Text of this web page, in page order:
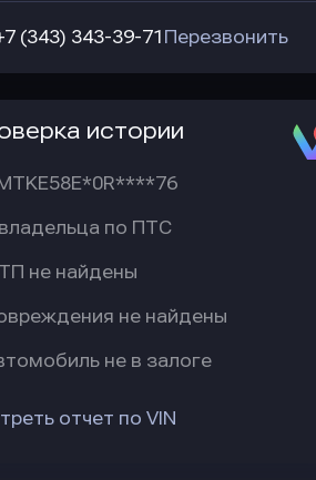
(343) 343-39-71 Перезвонить
истории
по ПТС
не найдены
не найдены
не в залоге
отчет по VIN